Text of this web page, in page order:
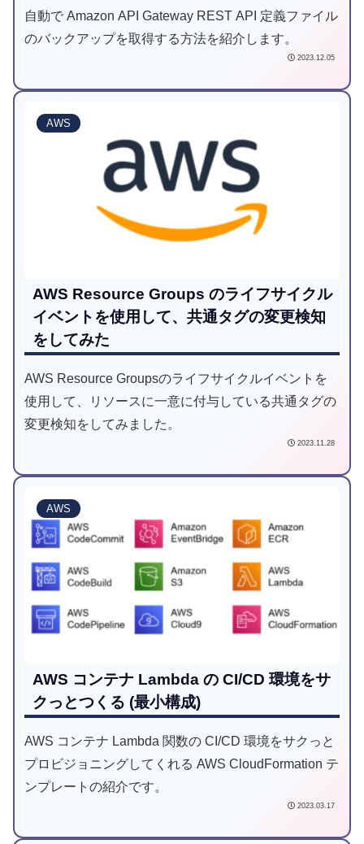
自動で Amazon API Gateway REST API 定義ファイル
のバックアップを取得する方法を紹介します。
2023.12.05
AWS
AWS Resource Groups のライフサイクル
イベントを使用して、共通タグの変更検知
をしてみた
AWS Resource Groupsのライフサイクルイベントを
使用して、リソースに一意に付与している共通タグの
変更検知をしてみました。
2023.11.28
AWS
AWS コンテナ Lambda の CI/CD 環境をサ
クっとつくる (最小構成)
AWS コンテナ Lambda 関数の CI/CD 環境をサクっと
プロビジョニングしてくれる AWS CloudFormation テ
ンプレートの紹介です。
2023.03.17